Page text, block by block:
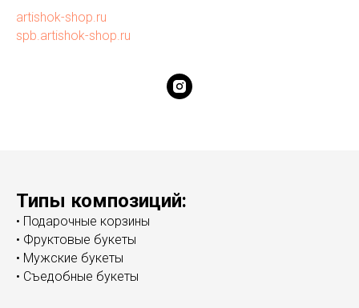
artishok-shop.ru
spb.artishok-shop.ru
Типы композиций:
• Подарочные корзины
• Фруктовые букеты
• Мужские букеты
• Съедобные букеты